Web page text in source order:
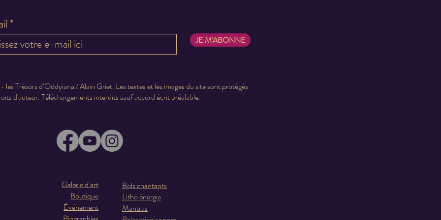
JE M'ABONNE
Trésors d’Oddyiana / Alain Griet. Les textes et les images du site sont protégés
d'auteur. Téléchargements interdits sauf accord écrit préalable.
Galerie d’art
Boutique
Événement
Bols chantants
Litho énergie
Mantras